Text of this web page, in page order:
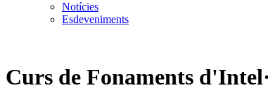
Notícies
Esdeveniments
Curs de Fonaments